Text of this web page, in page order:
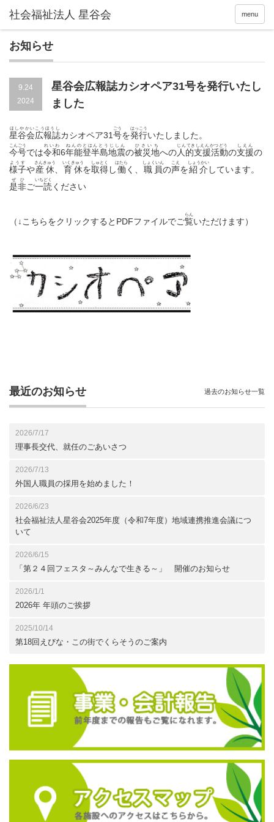
menu
お知らせ
9.24
2024
星谷会広報誌カシオペア31号を発行いたし
ました
星谷会広報誌
ほしやかいこうほうし
カシオペア31号
ごう
を発行
はっこう
いたしました。
今号
こんごう
では令和
れいわ
6年能登半島地震
ねんのとはんとうじしん
の被災地
ひさいち
への人的支援活動
じんてきしえんかつどう
の支援
しえん
の
様子
ようす
や産休
さんきゅう
育休
いくきゅう
を取得
しゅとく
し働
はたら
く、 職員
しょくいん
の声
こえ
を紹介
しょうかい
しています。
是非
ぜひ
ご一読
いちどく
ください
（↓こちらをクリックするとPDFファイルでご覧
らん
いただけます）
最近のお知らせ
2026/7/17
理事長交代、就任のごあいさつ
2026/7/13
外国人職員の採用を始めました！
2026/6/23
社会福祉法人星谷会2025年度（令和7年度）地域連携推進会議につ
いて
2026/6/15
「第２４回フェスタ～みんなで生きる～」 開催のお知らせ
2026/1/1
2026年 年頭のご挨拶
2025/10/14
第18回えびな・この街でくらそうのご案内
過去のお知らせ一覧